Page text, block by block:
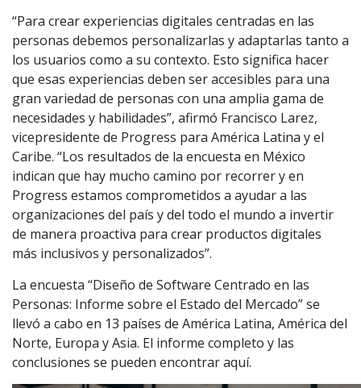
“Para crear experiencias digitales centradas en las
personas debemos personalizarlas y adaptarlas tanto a
los usuarios como a su contexto. Esto significa hacer
que esas experiencias deben ser accesibles para una
gran variedad de personas con una amplia gama de
necesidades y habilidades”, afirmó Francisco Larez,
vicepresidente de Progress para América Latina y el
Caribe. “Los resultados de la encuesta en México
indican que hay mucho camino por recorrer y en
Progress estamos comprometidos a ayudar a las
organizaciones del país y del todo el mundo a invertir
de manera proactiva para crear productos digitales
más inclusivos y personalizados”.
La encuesta “Diseño de Software Centrado en las
Personas: Informe sobre el Estado del Mercado” se
llevó a cabo en 13 países de América Latina, América del
Norte, Europa y Asia. El informe completo y las
conclusiones se pueden encontrar aquí.